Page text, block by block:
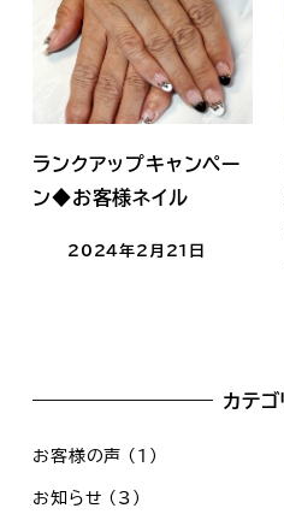
ランクアップキャンペー
ン◆お客様ネイル
2024年2月21日
カテゴ
お客様の声 (1)
お知らせ (3)